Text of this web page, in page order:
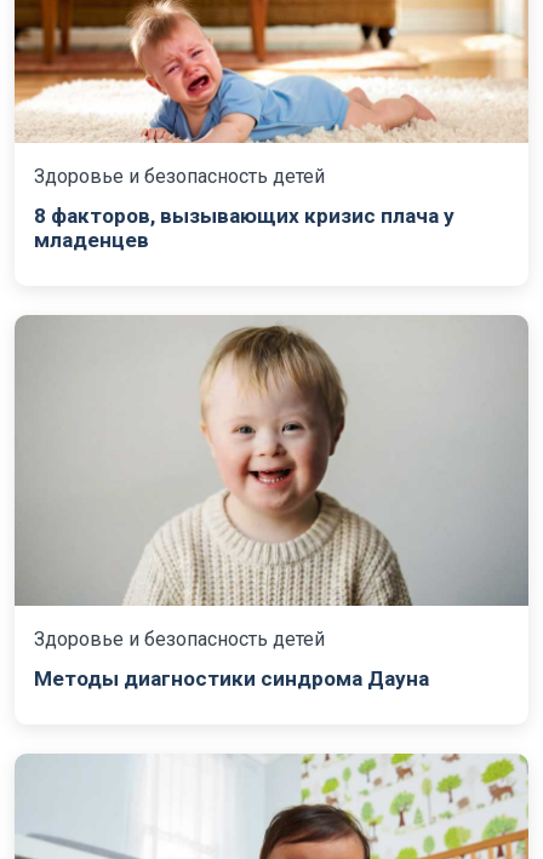
Здоровье и безопасность детей
8 факторов, вызывающих кризис плача у
младенцев
Здоровье и безопасность детей
Методы диагностики синдрома Дауна